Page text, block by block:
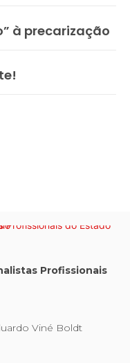
à precarização
Profissionais
Viné Boldt